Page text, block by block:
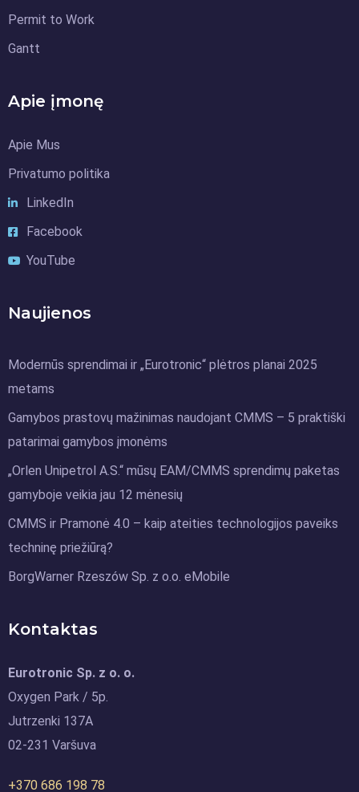
Permit to Work
Gantt
Apie įmonę
Apie Mus
Privatumo politika
LinkedIn
Facebook
YouTube
Naujienos
Modernūs sprendimai ir „Eurotronic“ plėtros planai 2025
metams
Gamybos prastovų mažinimas naudojant CMMS – 5 praktiški
patarimai gamybos įmonėms
„Orlen Unipetrol A.S.“ mūsų EAM/CMMS sprendimų paketas
gamyboje veikia jau 12 mėnesių
CMMS ir Pramonė 4.0 – kaip ateities technologijos paveiks
techninę priežiūrą?
BorgWarner Rzeszów Sp. z o.o. eMobile
Kontaktas
Eurotronic Sp. z o. o.
Oxygen Park / 5p.
Jutrzenki 137A
02-231 Varšuva
+370 686 198 78